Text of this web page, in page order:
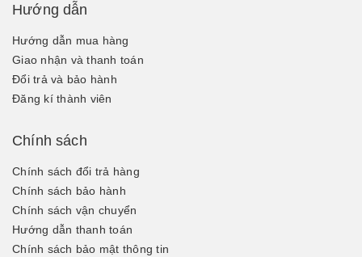
Hướng dẫn
Hướng dẫn mua hàng
Giao nhận và thanh toán
Đổi trả và bảo hành
Đăng kí thành viên
Chính sách
Chính sách đổi trả hàng
Chính sách bảo hành
Chính sách vận chuyển
Hướng dẫn thanh toán
Chính sách bảo mật thông tin